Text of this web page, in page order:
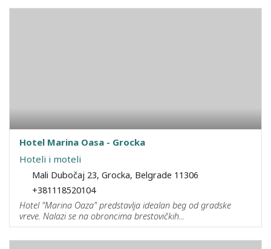
Hotel Marina Oasa - Grocka
Hoteli i moteli
Mali Dubočaj 23, Grocka, Belgrade 11306
+381118520104
Hotel "Marina Oaza" predstavlja idealan beg od gradske
vreve. Nalazi se na obroncima brestovičkih...